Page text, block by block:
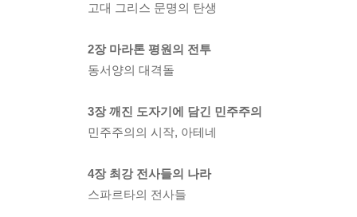
고대 그리스 문명의 탄생
2장 마라톤 평원의 전투
동서양의 대격돌
3장 깨진 도자기에 담긴 민주주의
민주주의의 시작, 아테네
4장 최강 전사들의 나라
스파르타의 전사들